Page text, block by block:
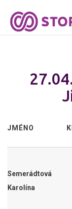
JMÉNO
Semerádtová
Karolína